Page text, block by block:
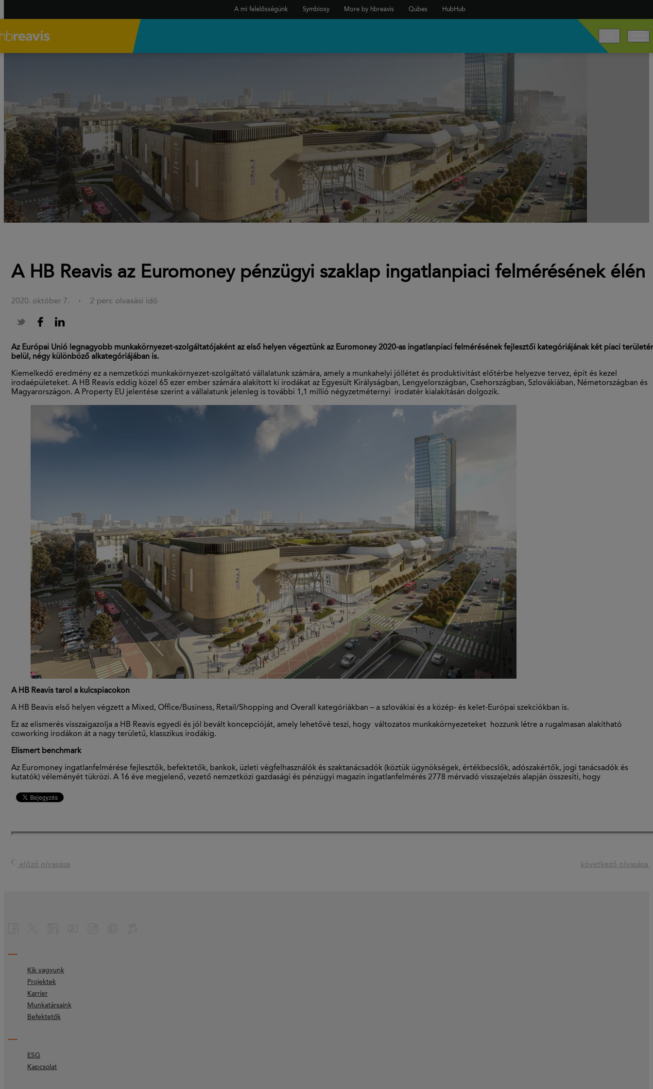
A mi felelősségünk Symbiosy More by hbreavis Qubes HubHub
A HB Reavis az Euromoney pénzügyi szaklap ingatlanpiaci felmérésének élén
2020. október 7. · 2 perc olvasási idő
Az Európai Unió legnagyobb munkakörnyezet-szolgáltatójaként az első helyen végeztünk az Euromoney 2020-as ingatlanpiaci felmérésének fejlesztői kategóriájának két piaci
belül, négy különböző alkategóriájában is.
Kiemelkedő eredmény ez a nemzetközi munkakörnyezet-szolgáltató vállalatunk számára, amely a munkahelyi jóllétet és produktivitást előtérbe helyezve tervez, épít és kezel
irodaépületeket. A HB Reavis eddig közel 65 ezer ember számára alakított ki irodákat az Egyesült Királyságban, Lengyelországban, Csehországban, Szlovákiában, Németországban és
Magyarországon. A Property EU jelentése szerint a vállalatunk jelenleg is további 1,1 millió négyzetméternyi irodatér kialakításán dolgozik.
A HB Reavis tarol a kulcspiacokon
A HB Beavis első helyen végzett a Mixed, Office/Business, Retail/Shopping and Overall kategóriákban – a szlovákiai és a közép- és kelet-Európai szekciókban is.
Ez az elismerés visszaigazolja a HB Reavis egyedi és jól bevált koncepcióját, amely lehetővé teszi, hogy változatos munkakörnyezeteket hozzunk létre a rugalmasan alakítható
coworking irodákon át a nagy területű, klasszikus irodákig.
Elismert benchmark
Az Euromoney ingatlanfelmérése fejlesztők, befektetők, bankok, üzleti végfelhasználók és szaktanácsadók (köztük ügynökségek, értékbecslők, adószakértők, jogi tanácsadók és
kutatók) véleményét tükrözi. A 16 éve megjelenő, vezető nemzetközi gazdasági és pénzügyi magazin ingatlanfelmérés 2778 mérvadó visszajelzés alapján összesíti, hogy
előző olvasása következő olvasása
Kik vagyunk
Projektek
Karrier
Munkatársaink
Befektetők
ESG
Kapcsolat